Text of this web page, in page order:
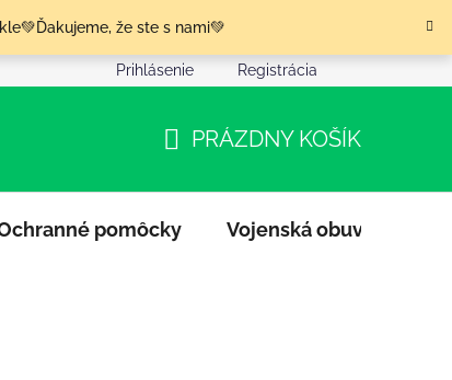
že ste s nami💚
Podmienky ochrany osobných údajov
Prihlásenie Registrácia
KOŠÍK
PRÁZDNY KOŠÍK
pomôcky Vojenská obuv